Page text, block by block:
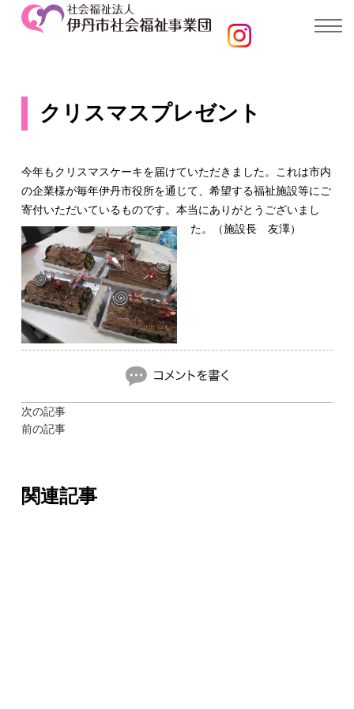
クリスマスプレゼント
今年もクリスマスケーキを届けていただきました。これは市内
の企業様が毎年伊丹市役所を通じて、希望する福祉施設等にご
寄付いただいているものです。本当にありがとうございまし
た。（施設長 友澤）
次の記事
前の記事
関連記事